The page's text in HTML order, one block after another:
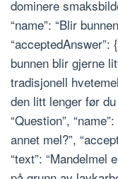
dominere
“name”: “Blir
“acceptedAnswer”:
bunnen blir gjerne
tradisjonell
den litt lenger før
“Question”,
annet mel?”,
“text”: “Mandelmel